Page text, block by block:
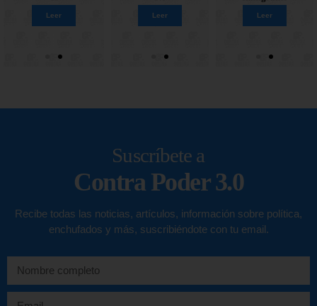
Leer
Leer Leer
Leer Leer
Suscríbete a
Contra Poder 3.0
Recibe todas las noticias, artículos, información sobre política,
enchufados y más, suscribiéndote con tu email.